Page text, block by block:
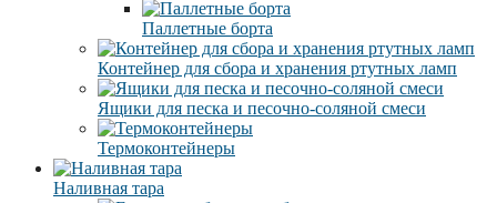
Паллетные борта
Контейнер для сбора и хранения ртутных ламп
Ящики для песка и песочно-соляной смеси
Термоконтейнеры
Наливная тара